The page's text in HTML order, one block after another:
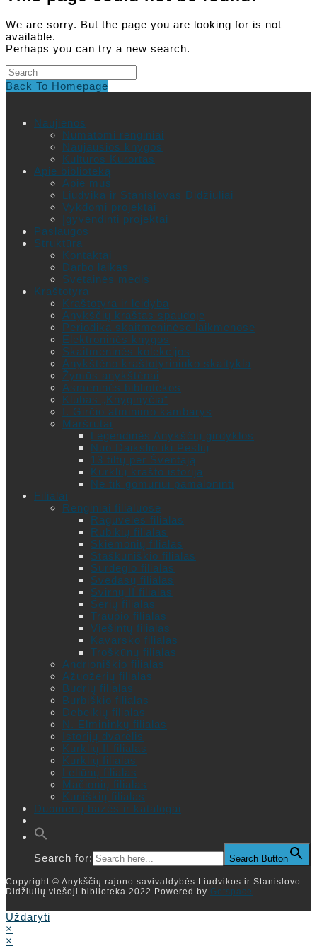
We are sorry. But the page you are looking for is not
available.
Perhaps you can try a new search.
Search
this
website
Back To Homepage
Naujienos
Numatomi renginiai
Naujausios knygos
Kultūros Kurortas
Apie biblioteką
Apie mus
Liudvika ir Stanislovas Didžiuliai
Vykdomi projektai
Įgyvendinti projektai
Paslaugos
Struktūra
Kontaktai
Darbo laikas
Svetainės medis
Kraštotyra
Kraštotyra ir leidyba
Anykščių kraštas spaudoje
Periodika skaitmeninėse laikmenose
Elektroninės knygos
Skaitmeninės kolekcijos
Anykštėno kraštotyrininko skaitykla
Žymūs anykštėnai
Asmeninės bibliotekos
Klubas „Knyginyčia“
I. Girčio atminimo kambarys
Maršrutai
Legendinės Anykščių girdyklos
Nuo Daikslio iki Peslių
13 tiltų per Šventąją
Kurklių krašto istorija
Ne tik gomuriui pamaloninti
Filialai
Renginiai filialuose
Raguvėlės filialas
Rubikių filialas
Skiemonių filialas
Staškūniškio filialas
Surdegio filialas
Svėdasų filialas
Svirnų II filialas
Šerių filialas
Traupio filialas
Viešintų filialas
Kavarsko filialas
Troškūnų filialas
Andrioniškio filialas
Ažuožerių filialas
Budrių filialas
Burbiškio filialas
Debeikių filialas
N. Elmininkų filialas
Istorijų dvarelis
Kurklių II filialas
Kurklių filialas
Leliūnų filialas
Mačionių filialas
Kuniškių filialas
Duomenų bazės ir katalogai
Search for: Search Button
Copyright © Anykščių rajono savivaldybės Liudvikos ir Stanislovo
Didžiulių viešoji biblioteka 2022 Powered by Getspace
Uždaryti
×
×